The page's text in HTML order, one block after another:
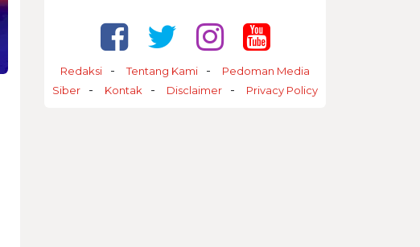
Redaksi Tentang Kami
Pedoman Media
Siber
Kontak Disclaimer Privacy Policy